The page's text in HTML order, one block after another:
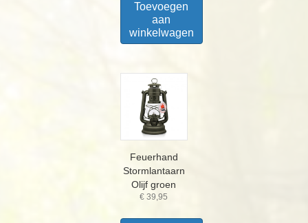
Toevoegen
aan
winkelwagen
Feuerhand
Stormlantaarn
Olijf groen
€ 39,95